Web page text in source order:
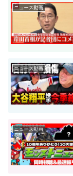
ニュース動画
ニュース動画
ニュース動画